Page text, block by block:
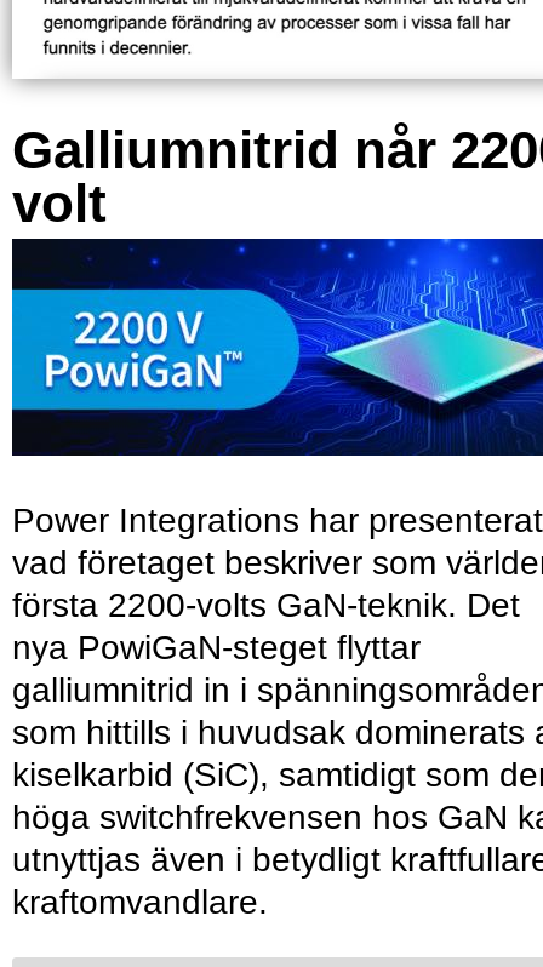
Galliumnitrid når
volt
Power Integrations har presenterat
vad företaget beskriver som
första 2200-volts GaN-teknik. Det
nya PowiGaN-steget flyttar
galliumnitrid in i
som hittills i huvudsak dominerats
kiselkarbid (SiC), samtidigt som
höga switchfrekvensen hos GaN
utnyttjas även i betydligt
kraftomvandlare.